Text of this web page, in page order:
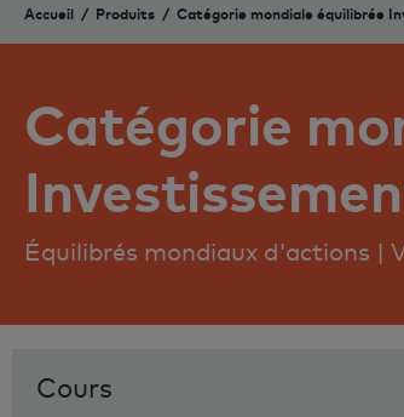
Accueil Produits Catégorie mondiale équilibrée
Catégorie
Équilibrés mondiaux d'actions |
Cours